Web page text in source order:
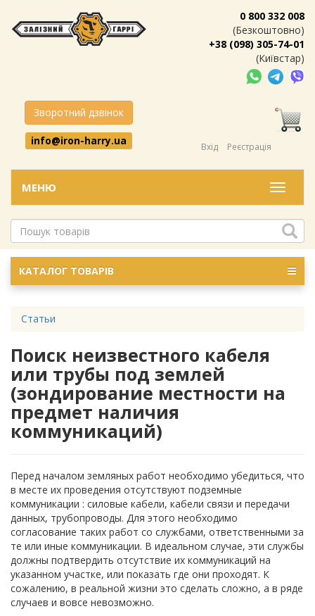
0 800 332 008
(Безкоштовно)
+38 (098) 305-74-01
(Київстар)
Зворотний дзвінок
info@iron-harry.ua
Вхід Реєстрація
Меню
МЕНЮ
КАТАЛОГ ТОВАРІВ
Статьи
Поиск неизвестного кабеля
или трубы под землей
(зондирование местности на
предмет наличия
коммуникаций)
Перед началом земляных работ необходимо убедиться, что
в месте их проведения отсутствуют подземные
коммуникации : силовые кабели, кабели связи и передачи
данных, трубопроводы. Для этого необходимо
согласование таких работ со службами, ответственными за
те или иные коммуникации. В идеальном случае, эти службы
должны подтвердить отсутствие их коммуникаций на
указанном участке, или показать где они проходят. К
сожалению, в реальной жизни это сделать сложно, а в ряде
случаев и вовсе невозможно.